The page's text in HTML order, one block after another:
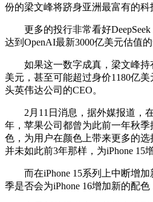
份的梁文峰将跻身亚洲最富有的科
更多的投行非常看好DeepSeek
达到OpenAI最新3000亿美元估值的
如果这一数字成真，梁文峰持
美元，甚至可能超过身价1180亿
头英伟达公司的CEO。
2月11日消息，据外媒报道，在
年，苹果公司都曾为此前一年秋季
色，为用户在颜色上带来更多的
并未如此前3年那样，为iPhone 15
而在iPhone 15系列上中断增加
季是否会为iPhone 16增加新的配色